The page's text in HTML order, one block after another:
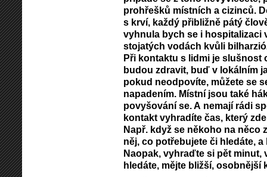
prohřešků místních a cizinců.
s krví, každý přibližně pátý
vyhnula bych se i hospitalizaci
stojatých vodách kvůli
Při kontaktu s lidmi je slušnost
budou zdravit, buď v lokálním
pokud neodpovíte, můžete se
napadením. Místní jsou také
povyšování se. A nemají rádi
kontakt vyhradíte čas, který
Např. když se někoho na něco
něj, co potřebujete či hledáte,
Naopak, vyhraďte si pět minut,
hledáte, mějte bližší, osobnější